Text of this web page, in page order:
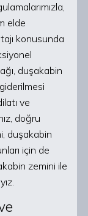
elde
konusunda
duşakabin
ve
doğru
duşakabin
için de
zemini ile